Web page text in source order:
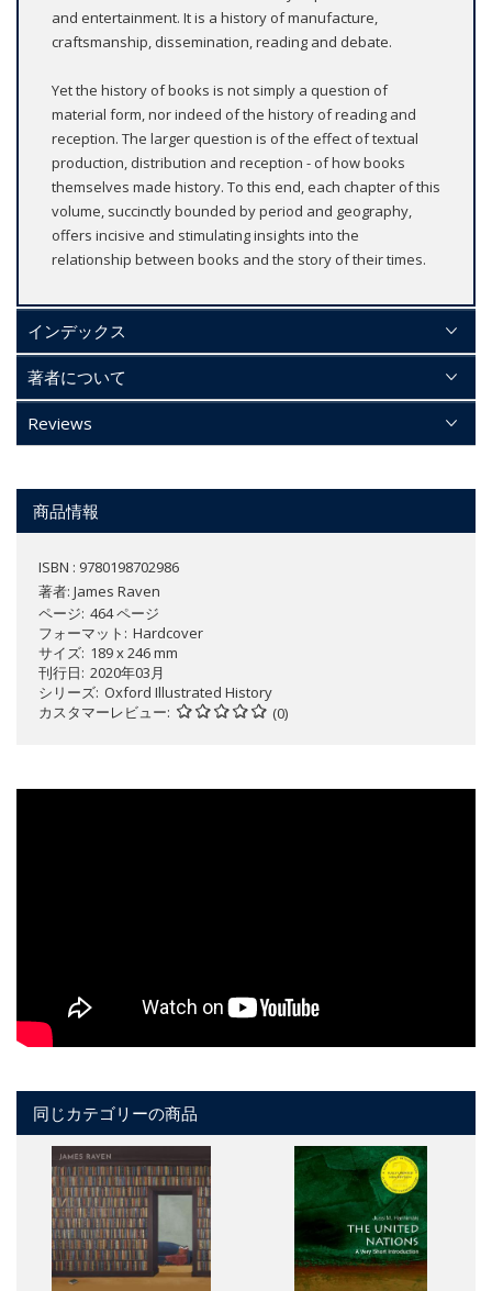
and entertainment. It is a history of manufacture,
craftsmanship, dissemination, reading and debate.
Yet the history of books is not simply a question of
material form, nor indeed of the history of reading and
reception. The larger question is of the effect of textual
production, distribution and reception - of how books
themselves made history. To this end, each chapter of this
volume, succinctly bounded by period and geography,
offers incisive and stimulating insights into the
relationship between books and the story of their times.
インデックス
著者について
Reviews
商品情報
ISBN : 9780198702986
著者: James Raven
ページ 464 ページ
フォーマット
Hardcover
サイズ 189 x 246 mm
刊行日 2020年03月
シリーズ Oxford Illustrated History
カスタマーレビュー
(0)
同じカテゴリーの商品